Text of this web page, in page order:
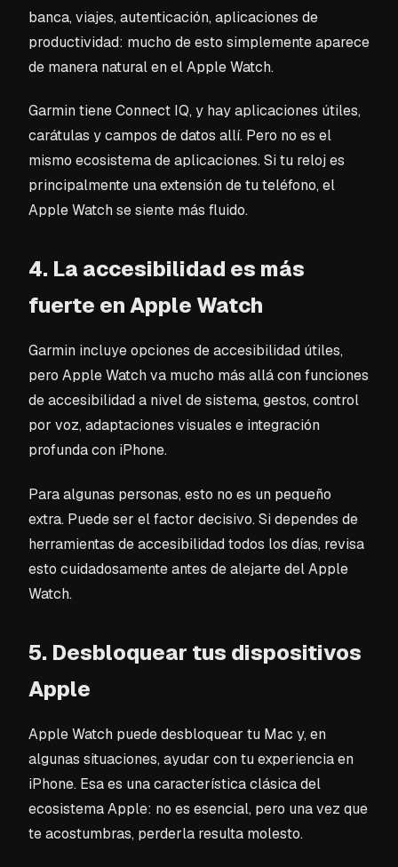
banca, viajes, autenticación, aplicaciones de
productividad: mucho de esto simplemente aparece
de manera natural en el Apple Watch.
Garmin tiene Connect IQ, y hay aplicaciones útiles,
carátulas y campos de datos allí. Pero no es el
mismo ecosistema de aplicaciones. Si tu reloj es
principalmente una extensión de tu teléfono, el
Apple Watch se siente más fluido.
4. La accesibilidad es más
fuerte en Apple Watch
Garmin incluye opciones de accesibilidad útiles,
pero Apple Watch va mucho más allá con funciones
de accesibilidad a nivel de sistema, gestos, control
por voz, adaptaciones visuales e integración
profunda con iPhone.
Para algunas personas, esto no es un pequeño
extra. Puede ser el factor decisivo. Si dependes de
herramientas de accesibilidad todos los días, revisa
esto cuidadosamente antes de alejarte del Apple
Watch.
5. Desbloquear tus dispositivos
Apple
Apple Watch puede desbloquear tu Mac y, en
algunas situaciones, ayudar con tu experiencia en
iPhone. Esa es una característica clásica del
ecosistema Apple: no es esencial, pero una vez que
te acostumbras, perderla resulta molesto.